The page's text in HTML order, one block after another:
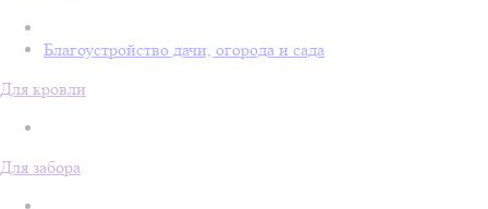
Благоустройство дачи, огорода и сада
Для кровли
Для забора